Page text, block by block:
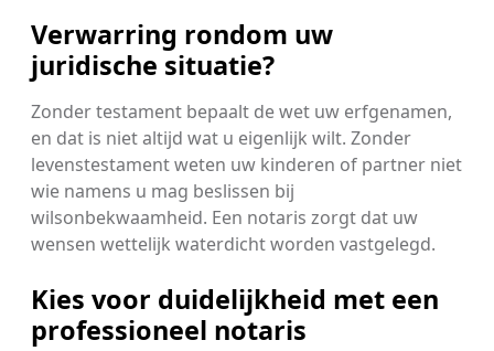
Verwarring rondom uw
juridische situatie?
Zonder testament bepaalt de wet uw erfgenamen,
en dat is niet altijd wat u eigenlijk wilt. Zonder
levenstestament weten uw kinderen of partner niet
wie namens u mag beslissen bij
wilsonbekwaamheid. Een notaris zorgt dat uw
wensen wettelijk waterdicht worden vastgelegd.
Kies voor duidelijkheid met een
professioneel notaris